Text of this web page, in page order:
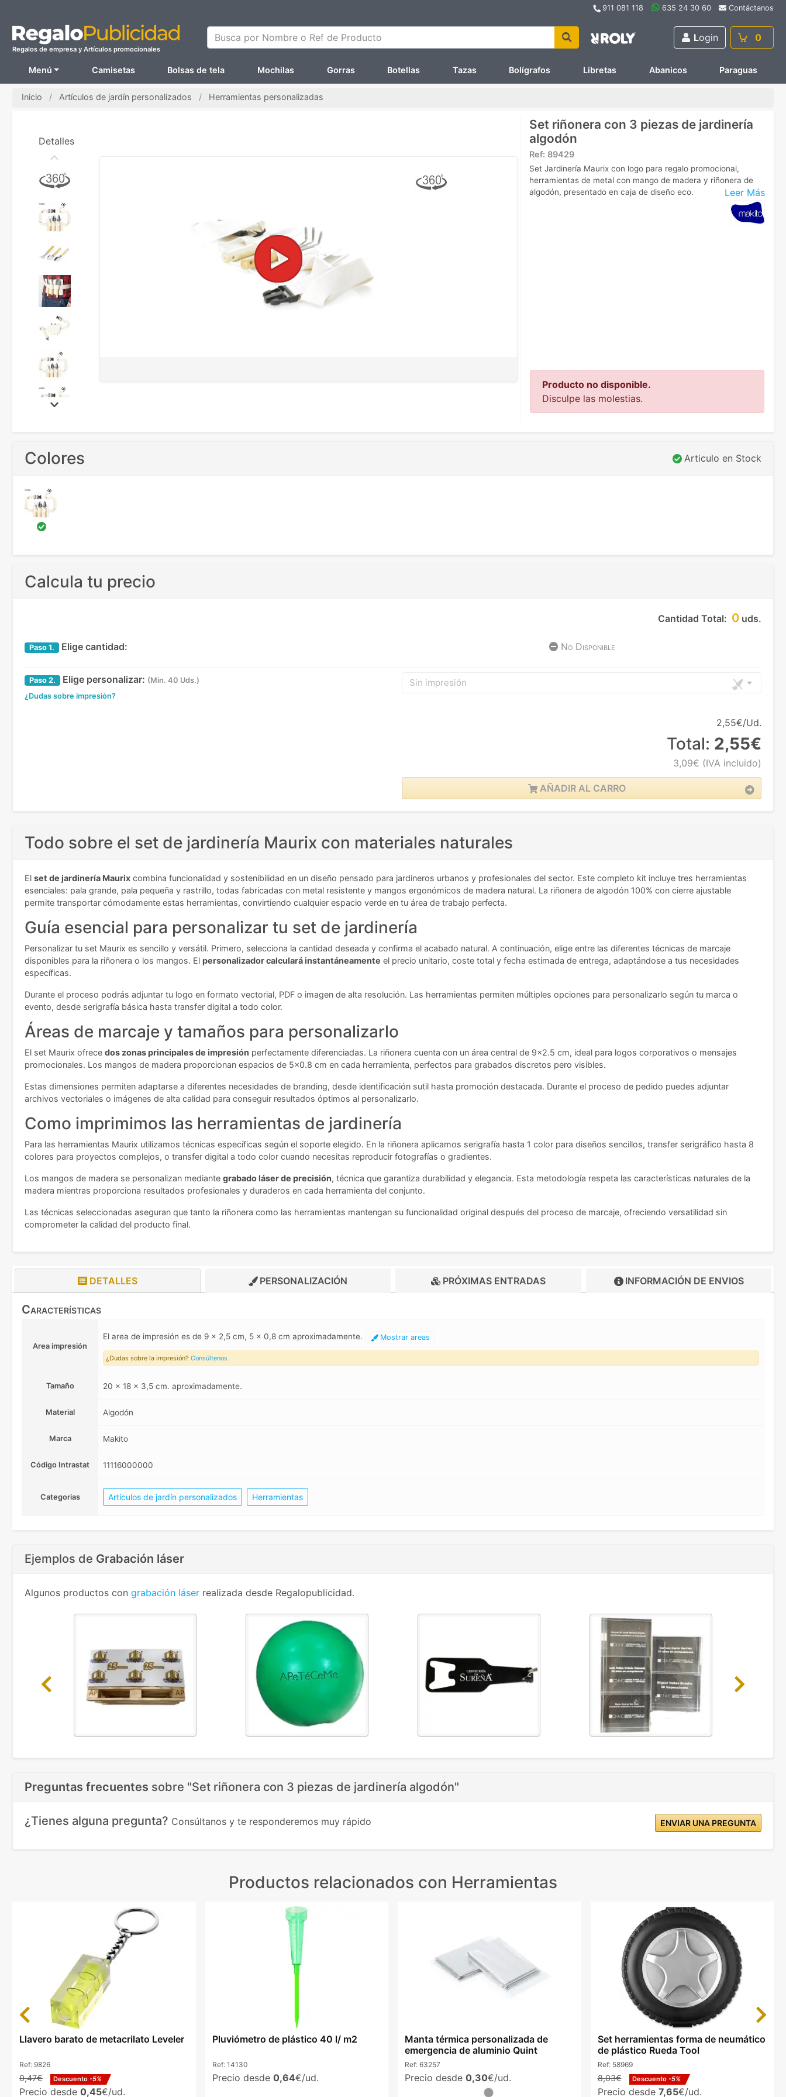
911 081 118 635 24 30 60 Contáctanos
Regalos de empresa y Artículos promocionales
Busca por Nombre o Ref de Producto Login 0
Menú Camisetas Bolsas de tela Mochilas Gorras Botellas Tazas Bolígrafos Libretas Abanicos Paraguas
Inicio Artículos de jardín personalizados Herramientas personalizadas
Set riñonera con 3 piezas de jardinería
algodón
Ref: 89429
Leer Más
Set Jardinería Maurix con logo para regalo promocional,
herramientas de metal con mango de madera y riñonera de
algodón, presentado en caja de diseño eco.
Producto no disponible.
Disculpe las molestias.
Detalles
Colores Articulo en Stock
Calcula tu precio
Cantidad Total: 0 uds.
Paso 1. Elige cantidad: No Disponible
Paso 2. Elige personalizar: (Min. 40 Uds.)
¿Dudas sobre impresión?
Sin impresión
2,55€/Ud.
Total: 2,55€
3,09€ (IVA incluido)
AÑADIR AL CARRO
Todo sobre el set de jardinería Maurix con materiales naturales
El set de jardinería Maurix combina funcionalidad y sostenibilidad en un diseño pensado para jardineros urbanos y profesionales del sector. Este completo kit incluye tres herramientas
esenciales: pala grande, pala pequeña y rastrillo, todas fabricadas con metal resistente y mangos ergonómicos de madera natural. La riñonera de algodón 100% con cierre ajustable
permite transportar cómodamente estas herramientas, convirtiendo cualquier espacio verde en tu área de trabajo perfecta.
Guía esencial para personalizar tu set de jardinería
Personalizar tu set Maurix es sencillo y versátil. Primero, selecciona la cantidad deseada y confirma el acabado natural. A continuación, elige entre las diferentes técnicas de marcaje
disponibles para la riñonera o los mangos. El personalizador calculará instantáneamente el precio unitario, coste total y fecha estimada de entrega, adaptándose a tus necesidades
específicas.
Durante el proceso podrás adjuntar tu logo en formato vectorial, PDF o imagen de alta resolución. Las herramientas permiten múltiples opciones para personalizarlo según tu marca o
evento, desde serigrafía básica hasta transfer digital a todo color.
Áreas de marcaje y tamaños para personalizarlo
El set Maurix ofrece dos zonas principales de impresión perfectamente diferenciadas. La riñonera cuenta con un área central de 9x2.5 cm, ideal para logos corporativos o mensajes
promocionales. Los mangos de madera proporcionan espacios de 5x0.8 cm en cada herramienta, perfectos para grabados discretos pero visibles.
Estas dimensiones permiten adaptarse a diferentes necesidades de branding, desde identificación sutil hasta promoción destacada. Durante el proceso de pedido puedes adjuntar
archivos vectoriales o imágenes de alta calidad para conseguir resultados óptimos al personalizarlo.
Como imprimimos las herramientas de jardinería
Para las herramientas Maurix utilizamos técnicas específicas según el soporte elegido. En la riñonera aplicamos serigrafía hasta 1 color para diseños sencillos, transfer serigráfico hasta 8
colores para proyectos complejos, o transfer digital a todo color cuando necesitas reproducir fotografías o gradientes.
Los mangos de madera se personalizan mediante grabado láser de precisión, técnica que garantiza durabilidad y elegancia. Esta metodología respeta las características naturales de la
madera mientras proporciona resultados profesionales y duraderos en cada herramienta del conjunto.
Las técnicas seleccionadas aseguran que tanto la riñonera como las herramientas mantengan su funcionalidad original después del proceso de marcaje, ofreciendo versatilidad sin
comprometer la calidad del producto final.
DETALLES PERSONALIZACIÓN PRÓXIMAS ENTRADAS INFORMACIÓN DE ENVIOS
Características
Area impresión
El area de impresión es de 9 x 2,5 cm, 5 x 0,8 cm aproximadamente. Mostrar areas
¿Dudas sobre la impresión? Consúltenos
Tamaño 20 x 18 x 3,5 cm. aproximadamente.
Material Algodón
Marca Makito
Código Intrastat 11116000000
Categorias Artículos de jardín personalizados Herramientas
Ejemplos de Grabación láser
Algunos productos con grabación láser realizada desde Regalopublicidad.
Previous Next
Preguntas frecuentes sobre "Set riñonera con 3 piezas de jardinería algodón"
¿Tienes alguna pregunta? Consúltanos y te responderemos muy rápido ENVIAR UNA PREGUNTA
Productos relacionados con Herramientas
Llavero barato de metacrilato Leveler
Ref: 9826
0,47€ Descuento -5%
Precio desde 0,45€/ud.
Pluviómetro de plástico 40 l/ m2
Ref: 14130
Precio desde 0,64€/ud.
Manta térmica personalizada de
emergencia de aluminio Quint
Ref: 63257
Precio desde 0,30€/ud.
Set herramientas forma de neumático
de plástico Rueda Tool
Ref: 58969
8,03€ Descuento -5%
Precio desde 7,65€/ud.
Previous Next